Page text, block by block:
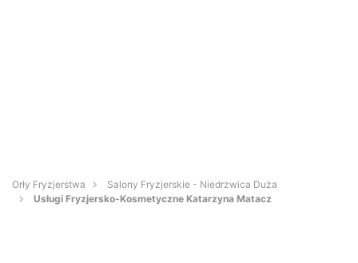
Orły Fryzjerstwa
Salony Fryzjerskie - Niedrzwica Duża
Usługi Fryzjersko-Kosmetyczne Katarzyna Matacz